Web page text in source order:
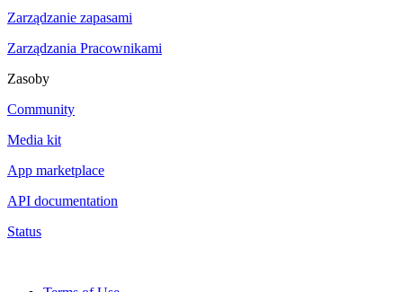
Zarządzanie zapasami
Zarządzania Pracownikami
Zasoby
Community
Media kit
App marketplace
API documentation
Status